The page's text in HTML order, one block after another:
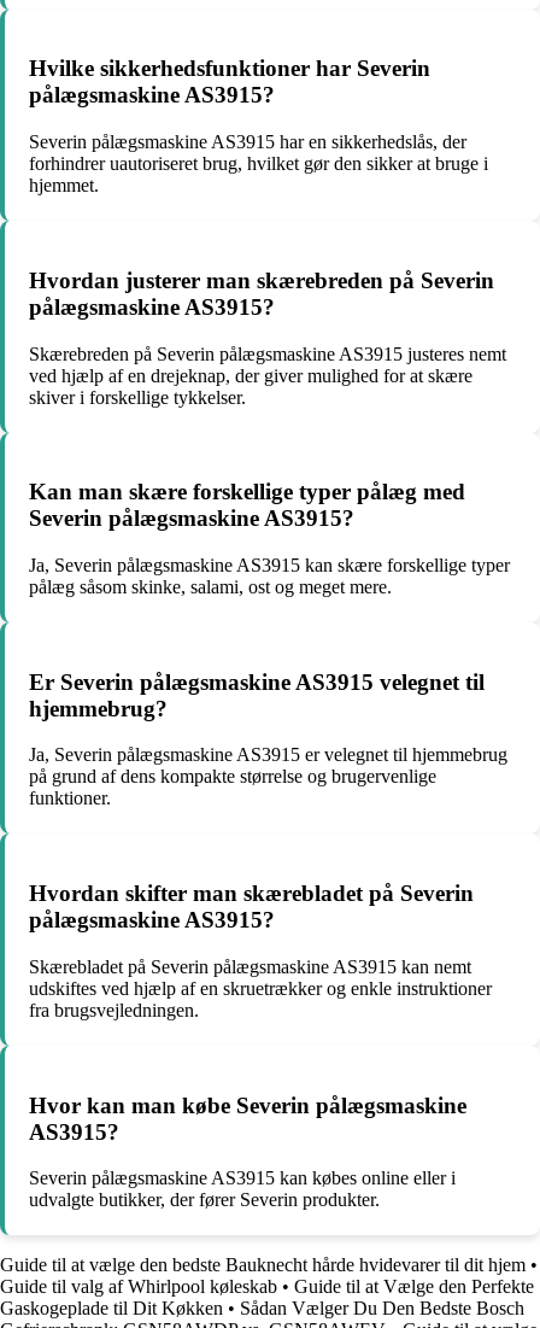
Hvilke sikkerhedsfunktioner har Severin
pålægsmaskine AS3915?
Severin pålægsmaskine AS3915 har en sikkerhedslås, der
forhindrer uautoriseret brug, hvilket gør den sikker at bruge i
hjemmet.
Hvordan justerer man skærebreden på Severin
pålægsmaskine AS3915?
Skærebreden på Severin pålægsmaskine AS3915 justeres nemt
ved hjælp af en drejeknap, der giver mulighed for at skære
skiver i forskellige tykkelser.
Kan man skære forskellige typer pålæg med
Severin pålægsmaskine AS3915?
Ja, Severin pålægsmaskine AS3915 kan skære forskellige typer
pålæg såsom skinke, salami, ost og meget mere.
Er Severin pålægsmaskine AS3915 velegnet til
hjemmebrug?
Ja, Severin pålægsmaskine AS3915 er velegnet til hjemmebrug
på grund af dens kompakte størrelse og brugervenlige
funktioner.
Hvordan skifter man skærebladet på Severin
pålægsmaskine AS3915?
Skærebladet på Severin pålægsmaskine AS3915 kan nemt
udskiftes ved hjælp af en skruetrækker og enkle instruktioner
fra brugsvejledningen.
Hvor kan man købe Severin pålægsmaskine
AS3915?
Severin pålægsmaskine AS3915 kan købes online eller i
udvalgte butikker, der fører Severin produkter.
Guide til at vælge den bedste Bauknecht hårde hvidevarer til dit hjem •
Guide til valg af Whirlpool køleskab • Guide til at Vælge den Perfekte
Gaskogeplade til Dit Køkken • Sådan Vælger Du Den Bedste Bosch